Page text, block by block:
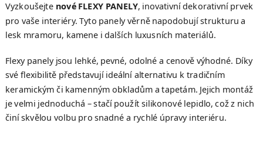
Vyzkoušejte nové FLEXY PANELY, inovativní dekorativní prvek
pro vaše interiéry. Tyto panely věrně napodobují strukturu a
lesk mramoru, kamene i dalších luxusních materiálů.
Flexy panely jsou lehké, pevné, odolné a cenově výhodné. Díky
své flexibilitě představují ideální alternativu k tradičním
keramickým či kamenným obkladům a tapetám. Jejich montáž
je velmi jednoduchá – stačí použít silikonové lepidlo, což z nich
činí skvělou volbu pro snadné a rychlé úpravy interiéru.